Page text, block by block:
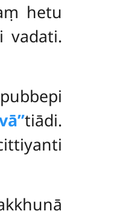
hetu
vadati.
tiādi.